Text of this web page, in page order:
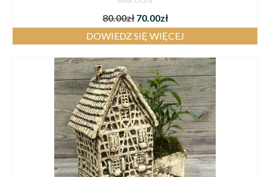
80.00zł 70.00zł
DOWIEDZ SIĘ WIĘCEJ